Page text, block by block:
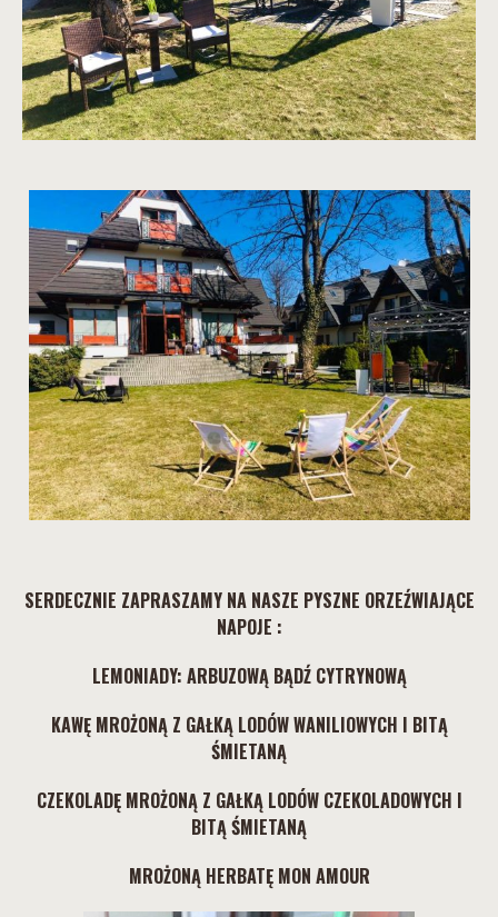
SERDECZNIE ZAPRASZAMY NA NASZE PYSZNE ORZEŹWIAJĄCE
NAPOJE :
LEMONIADY: ARBUZOWĄ BĄDŹ CYTRYNOWĄ
KAWĘ MROŻONĄ Z GAŁKĄ LODÓW WANILIOWYCH I BITĄ
ŚMIETANĄ
CZEKOLADĘ MROŻONĄ Z GAŁKĄ LODÓW CZEKOLADOWYCH I
BITĄ ŚMIETANĄ
MROŻONĄ HERBATĘ MON AMOUR